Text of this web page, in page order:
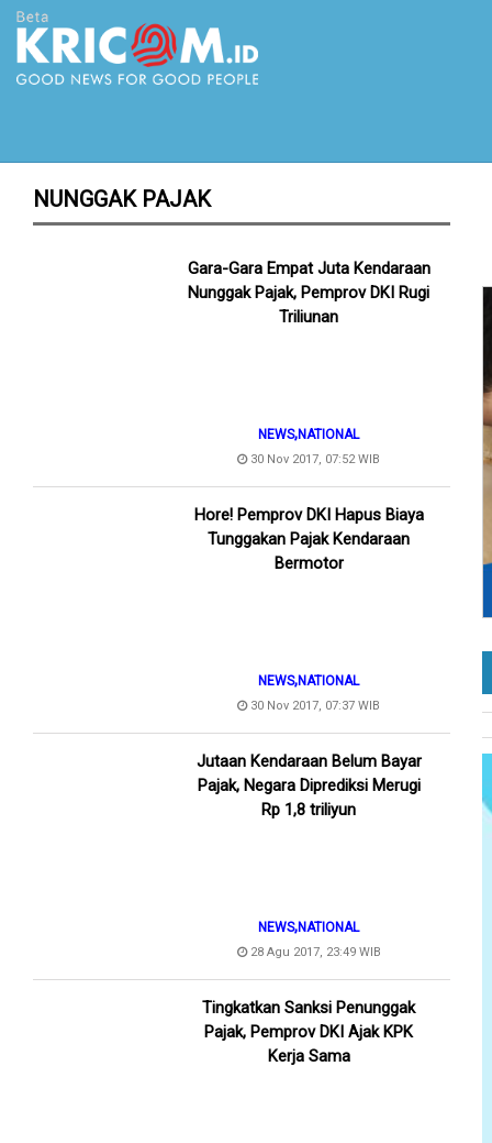
NUNGGAK PAJAK
Gara-Gara Empat Juta Kendaraan
Nunggak Pajak, Pemprov DKI Rugi
Triliunan
NEWS,NATIONAL
30 Nov 2017, 07:52 WIB
Hore! Pemprov DKI Hapus Biaya
Tunggakan Pajak Kendaraan
Bermotor
NEWS,NATIONAL
30 Nov 2017, 07:37 WIB
Jutaan Kendaraan Belum Bayar
Pajak, Negara Diprediksi Merugi
Rp 1,8 triliyun
NEWS,NATIONAL
28 Agu 2017, 23:49 WIB
Tingkatkan Sanksi Penunggak
Pajak, Pemprov DKI Ajak KPK
Kerja Sama